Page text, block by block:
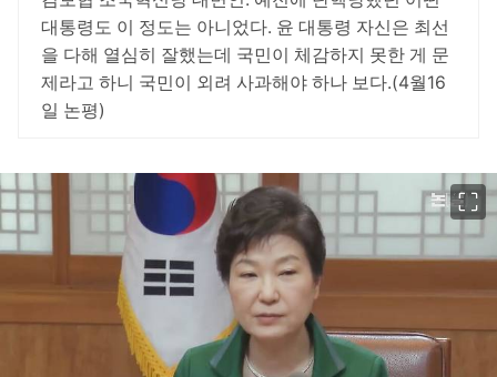
대통령도 이 정도는 아니었다. 윤 대통령 자신은 최선
을 다해 열심히 잘했는데 국민이 체감하지 못한 게 문
제라고 하니 국민이 외려 사과해야 하나 보다.(4월16
일 논평)